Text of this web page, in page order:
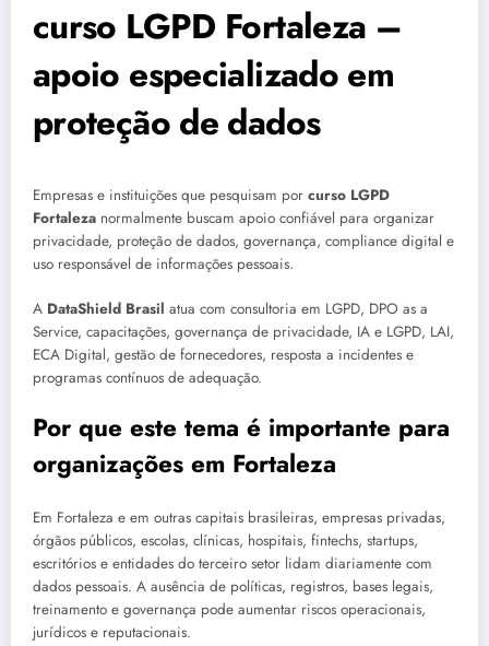
curso LGPD Fortaleza –
apoio especializado em
proteção de dados
Empresas e instituições que pesquisam por curso LGPD
Fortaleza normalmente buscam apoio confiável para organizar
privacidade, proteção de dados, governança, compliance digital e
uso responsável de informações pessoais.
A DataShield Brasil atua com consultoria em LGPD, DPO as a
Service, capacitações, governança de privacidade, IA e LGPD, LAI,
ECA Digital, gestão de fornecedores, resposta a incidentes e
programas contínuos de adequação.
Por que este tema é importante para
organizações em Fortaleza
Em Fortaleza e em outras capitais brasileiras, empresas privadas,
órgãos públicos, escolas, clínicas, hospitais, fintechs, startups,
escritórios e entidades do terceiro setor lidam diariamente com
dados pessoais. A ausência de políticas, registros, bases legais,
treinamento e governança pode aumentar riscos operacionais,
jurídicos e reputacionais.